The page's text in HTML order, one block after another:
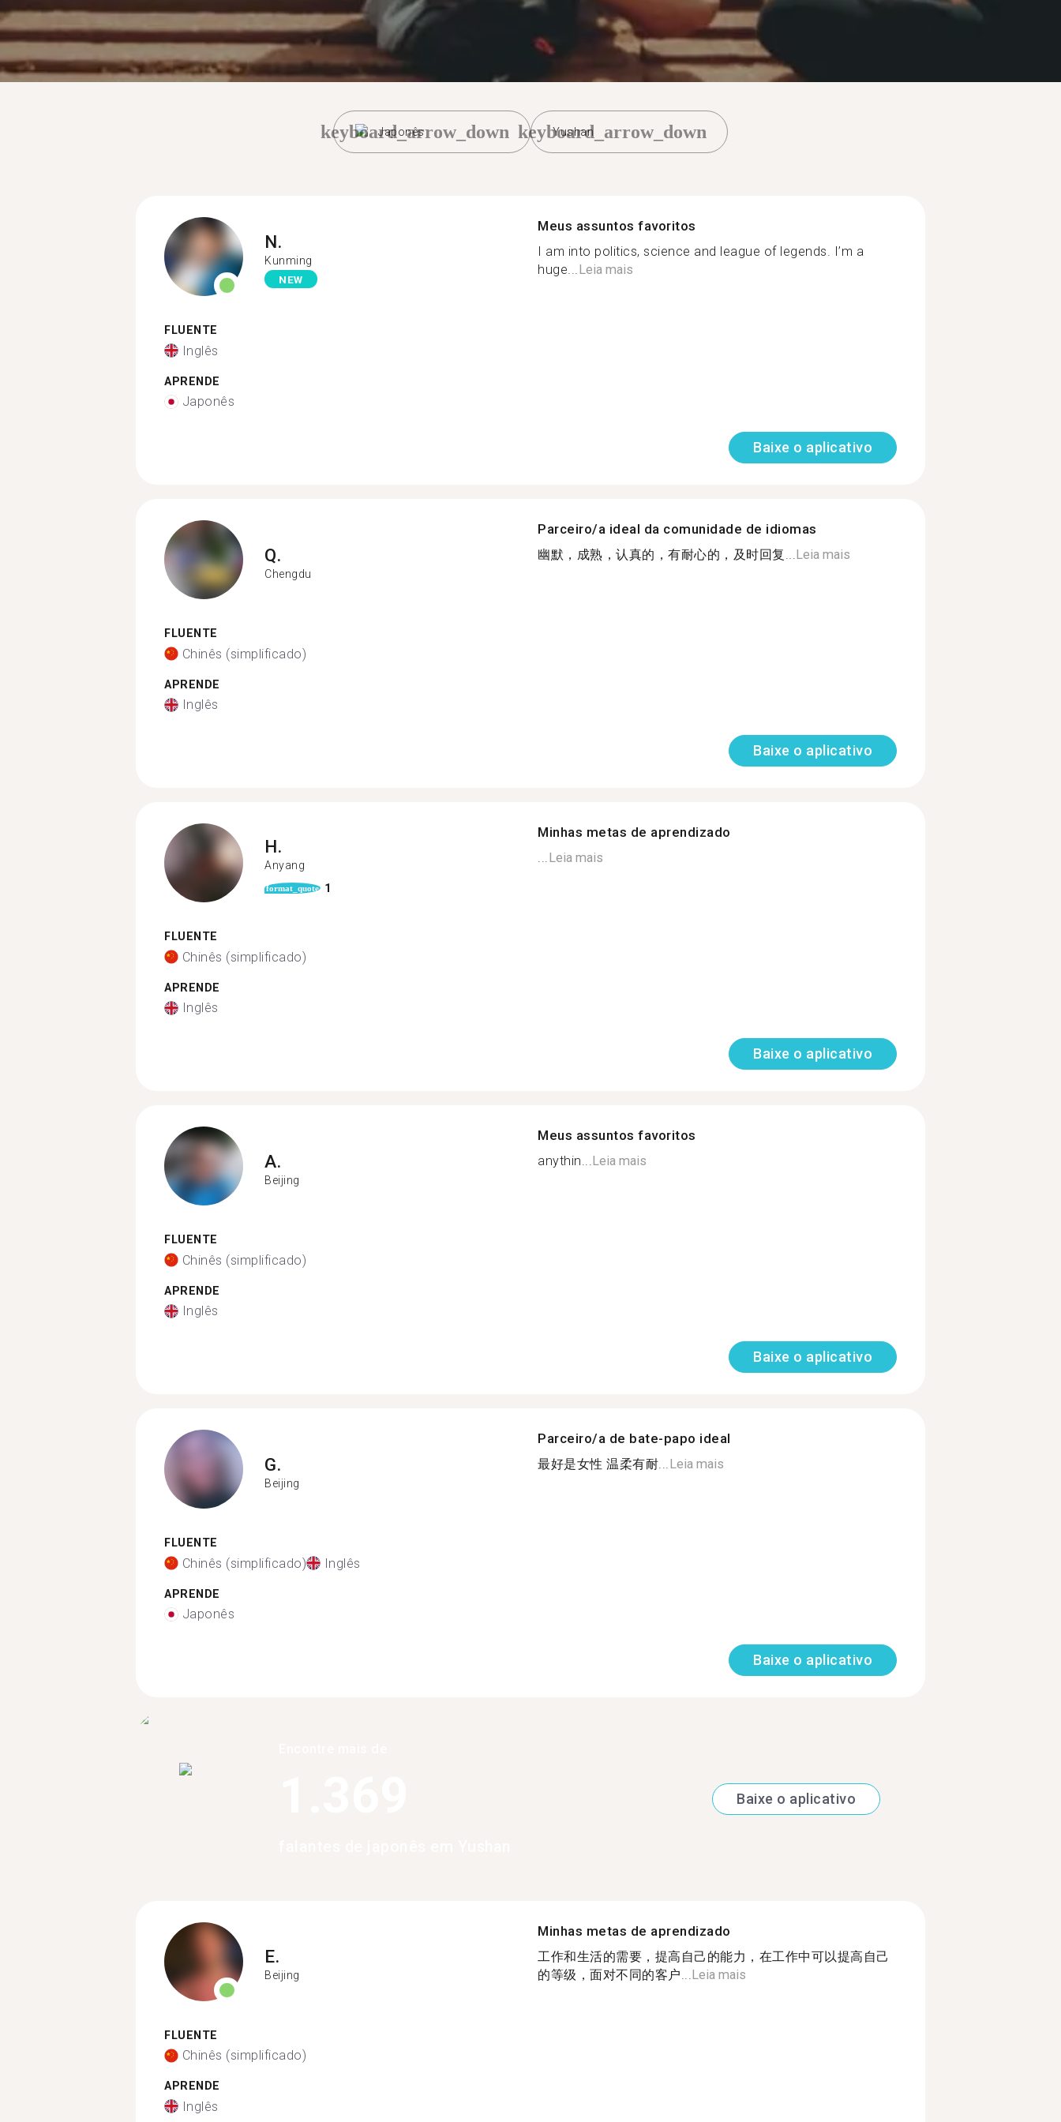
Japonês
keyboard_arrow_down Yushan
keyboard_arrow_down
N.
Kunming
NEW
FLUENTE
Inglês
APRENDE
Japonês
Meus assuntos favoritos
I am into politics, science and league of legends. I’m a
huge...Leia mais
Baixe o aplicativo
Q.
Chengdu
FLUENTE
Chinês (simplificado)
APRENDE
Inglês
Parceiro/a ideal da comunidade de idiomas
幽默，成熟，认真的，有耐心的，及时回复...Leia mais
Baixe o aplicativo
H.
Anyang
format_quote 1
FLUENTE
Chinês (simplificado)
APRENDE
Inglês
Minhas metas de aprendizado
...Leia mais
Baixe o aplicativo
A.
Beijing
FLUENTE
Chinês (simplificado)
APRENDE
Inglês
Meus assuntos favoritos
anythin...Leia mais
Baixe o aplicativo
G.
Beijing
FLUENTE
Chinês (simplificado) Inglês
APRENDE
Japonês
Parceiro/a de bate-papo ideal
最好是女性 温柔有耐...Leia mais
Baixe o aplicativo
Baixe o aplicativo
E.
Beijing
FLUENTE
Chinês (simplificado)
APRENDE
Inglês
Minhas metas de aprendizado
工作和生活的需要，提高自己的能力，在工作中可以提高自己
的等级，面对不同的客户... Leia mais